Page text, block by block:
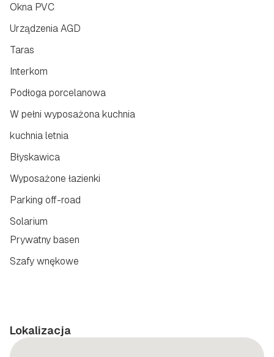
Szafy wnękowe
Okna PVC
Urządzenia AGD
Taras
Interkom
Podłoga porcelanowa
W pełni wyposażona kuchnia
kuchnia letnia
Błyskawica
Wyposażone łazienki
Parking off-road
Solarium
Prywatny basen
Lokalizacja